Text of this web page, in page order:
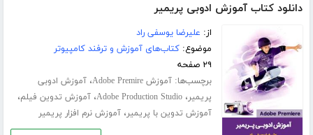
دانلود کتاب آموزش ادوبی پریمیر
از: علیرضا یوسفی راد
موضوع:کتاب‌های آموزش و ترفند کامپیوتر
۲۹ صفحه
برچسب‌ها:آموزش Adobe Premire ،آموزش ادوبی
پریمیر،Adobe Production Studio،آموزش تدوین فیلم،
آموزش تدوین با پریمیر،آموزش نرم افزار پریمیر